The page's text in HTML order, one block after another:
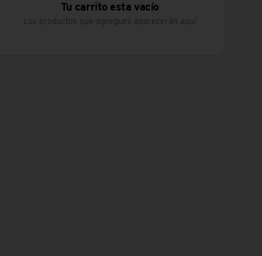
Tu carrito esta vacío
Los productos que agregues aparecerán aquí